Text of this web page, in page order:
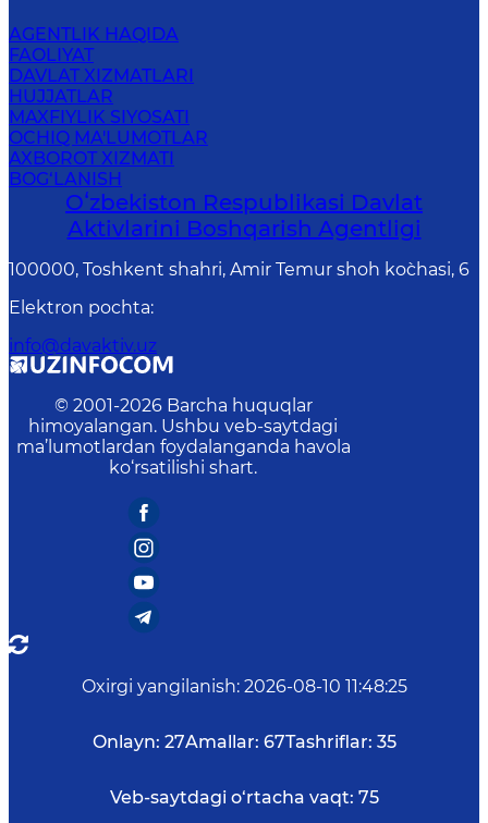
AGENTLIK HAQIDA
FAOLIYAT
DAVLAT XIZMATLARI
HUJJATLAR
MAXFIYLIK SIYOSATI
OCHIQ MA'LUMOTLAR
AXBOROT XIZMATI
BOG‘LANISH
Oʻzbekiston Respublikasi Davlat
Aktivlarini Boshqarish Agentligi
100000, Toshkent shahri, Amir Temur shoh ko`chasi, 6
Elektron pochta:
info@davaktiv.uz
© 2001-2026 Barcha huquqlar
himoyalangan. Ushbu veb-saytdagi
ma’lumotlardan foydalanganda havola
ko‘rsatilishi shart.
Oxirgi yangilanish: 2026-08-10 11:48:25
Onlayn: 27Amallar: 67Tashriflar: 35
Veb-saytdagi o‘rtacha vaqt: 75